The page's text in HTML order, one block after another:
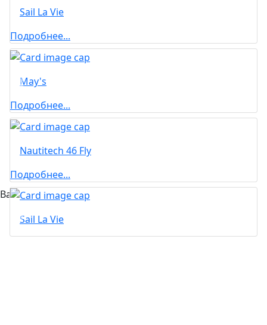
Sail La Vie
Подробнее...
May's
Подробнее...
Nautitech 46 Fly
Подробнее...
Вас может заинтересовать...
Sail La Vie